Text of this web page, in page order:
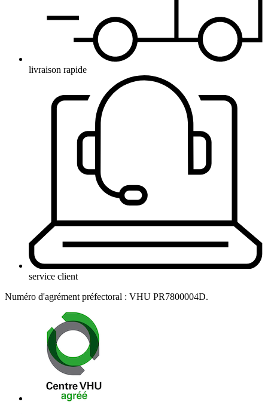
livraison rapide
service client
Numéro d'agrément préfectoral : VHU PR7800004D.